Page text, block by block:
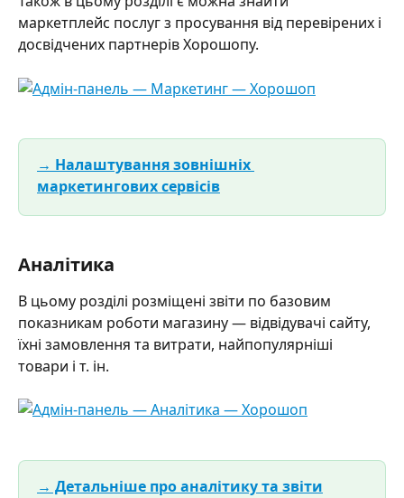
маркетплейс послуг з просування від перевірених і
досвідчених партнерів Хорошопу.
→ Налаштування зовнішніх
маркетингових сервісів
Аналітика
В цьому розділі розміщені звіти по базовим
показникам роботи магазину — відвідувачі сайту,
їхні замовлення та витрати, найпопулярніші
товари і т. ін.
→ Детальніше про аналітику та звіти